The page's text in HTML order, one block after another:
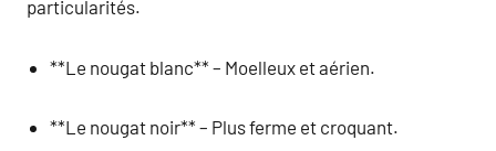
particularités.
**Le nougat blanc** – Moelleux et aérien.
**Le nougat noir** – Plus ferme et croquant.